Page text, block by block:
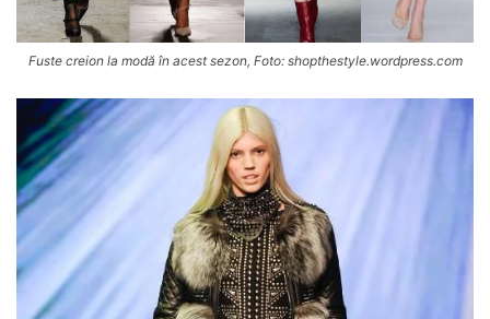
Fuste creion la modă în acest sezon, Foto: shopthestyle.wordpress.com